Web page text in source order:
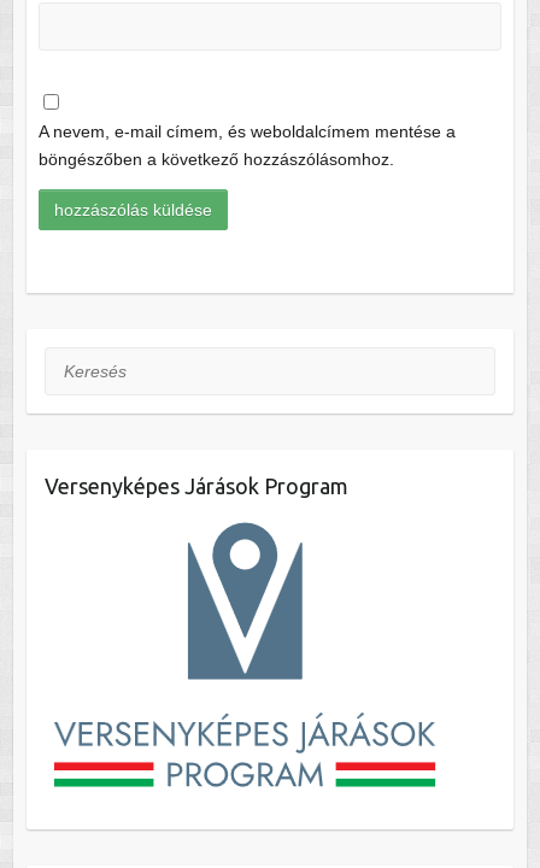
A nevem, e-mail címem, és weboldalcímem mentése a
böngészőben a következő hozzászólásomhoz.
Keresés
Versenyképes Járások Program